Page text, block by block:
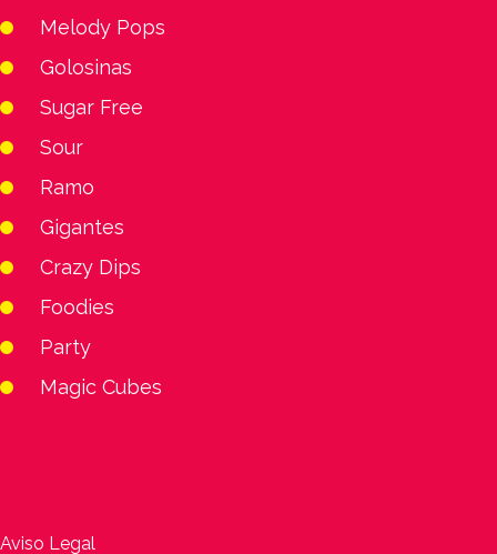
Melody Pops
Golosinas
Sugar Free
Sour
Ramo
Gigantes
Crazy Dips
Foodies
Party
Magic Cubes
Aviso Legal